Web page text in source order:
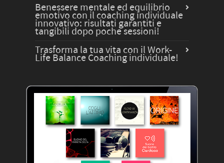
Benessere mentale ed equilibrio
emotivo con il coaching individuale
innovativo: risultati garantiti e
tangibili dopo poche sessioni!
Trasforma la tua vita con il Work-
Life Balance Coaching individuale!